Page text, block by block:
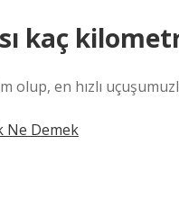
kaç
olup, en hızlı
Ne Demek